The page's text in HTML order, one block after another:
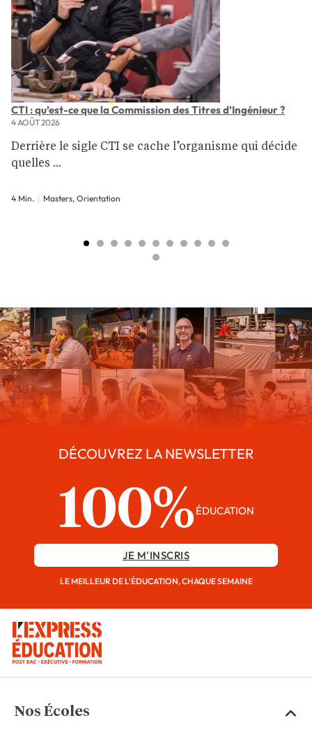
CTI : qu’est-ce que la Commission des Titres d’Ingénieur ?
4 AOÛT 2026
Derrière le sigle CTI se cache l’organisme qui décide
quelles ...
4 Min. Masters, Orientation
DÉCOUVREZ LA NEWSLETTER
100% ÉDUCATION
JE M'INSCRIS
LE MEILLEUR DE L'ÉDUCATION, CHAQUE SEMAINE
Nos Écoles